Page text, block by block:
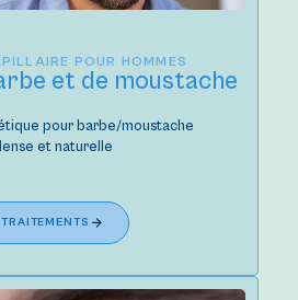
POUR HOMMES
et de moustache
pour barbe/moustache
et naturelle
TRAITEMENTS